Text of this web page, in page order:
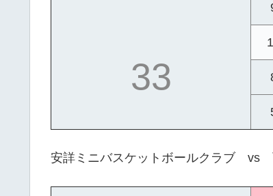
33
安詳ミニバスケットボールクラブ vs